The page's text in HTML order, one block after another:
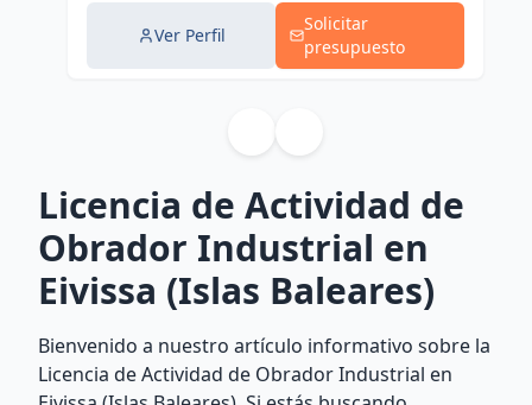
Ver Perfil
Solicitar
presupuesto
Licencia de Actividad de
Obrador Industrial en
Eivissa (Islas Baleares)
Bienvenido a nuestro artículo informativo sobre la
Licencia de Actividad de Obrador Industrial en